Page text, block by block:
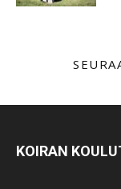
KOIRAN